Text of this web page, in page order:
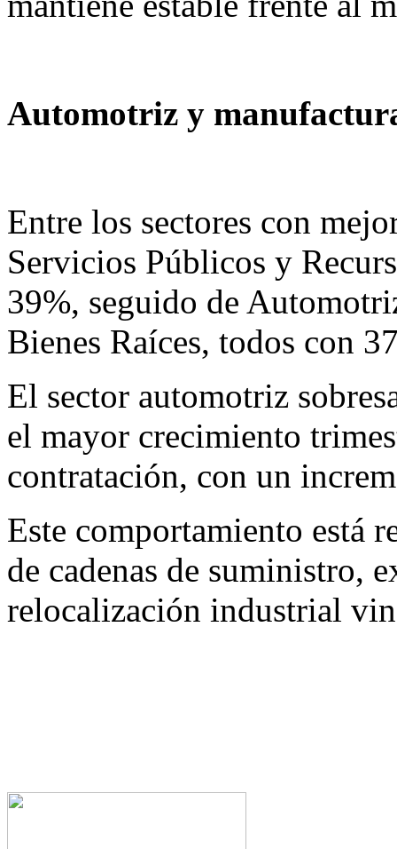
Automotriz y
Entre los sectores con
Servicios Públicos y
39%, seguido de
Bienes Raíces, todos con
El sector automotriz
el mayor crecimiento
contratación, con un
Este comportamiento está
de cadenas de suministro,
relocalización industrial